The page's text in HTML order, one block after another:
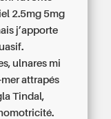
2.5mg 5mg
j’apporte
ulnares mi
attrapés
Tindal,